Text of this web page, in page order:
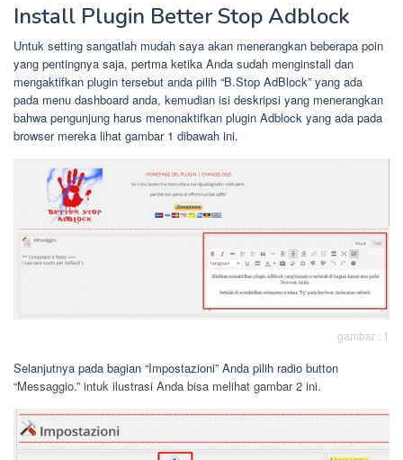
Install Plugin Better Stop Adblock
Untuk setting sangatlah mudah saya akan menerangkan beberapa poin
yang pentingnya saja, pertma ketika Anda sudah menginstall dan
mengaktifkan plugin tersebut anda pilih “B.Stop AdBlock” yang ada
pada menu dashboard anda, kemudian isi deskripsi yang menerangkan
bahwa pengunjung harus menonaktifkan plugin Adblock yang ada pada
browser mereka lihat gambar 1 dibawah ini.
gambar : 1
Selanjutnya pada bagian “Impostazioni” Anda pilih radio button
“Messaggio.” intuk ilustrasi Anda bisa melihat gambar 2 ini.